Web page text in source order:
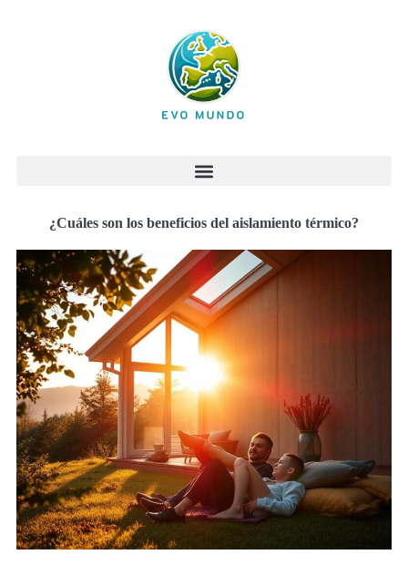
¿Cuáles son los beneficios del aislamiento térmico?